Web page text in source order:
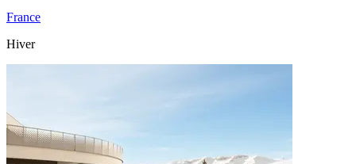
France
Hiver